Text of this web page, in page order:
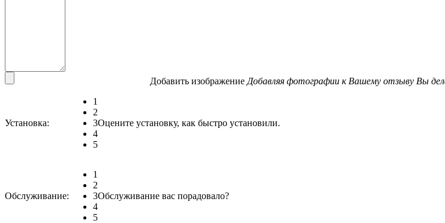
Добавить изображение Добавляя фотографии к Вашему отзыву Вы
Установка:
1
2
3
4
5
Оцените установку, как быстро установили.
Обслуживание:
1
2
3
4
5
Обслуживание вас порадовало?